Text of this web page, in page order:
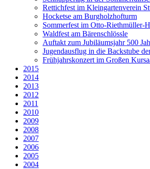
Rettichfest im Kleingartenverein
Hocketse am Burgholzhofturm
Sommerfest im Otto-Riethmüller-
Waldfest am Bärenschlössle
Auftakt zum Jubiläumsjahr 500
Jugendausflug in die Backstube
Frühjahrskonzert im Großen
2015
2014
2013
2012
2011
2010
2009
2008
2007
2006
2005
2004